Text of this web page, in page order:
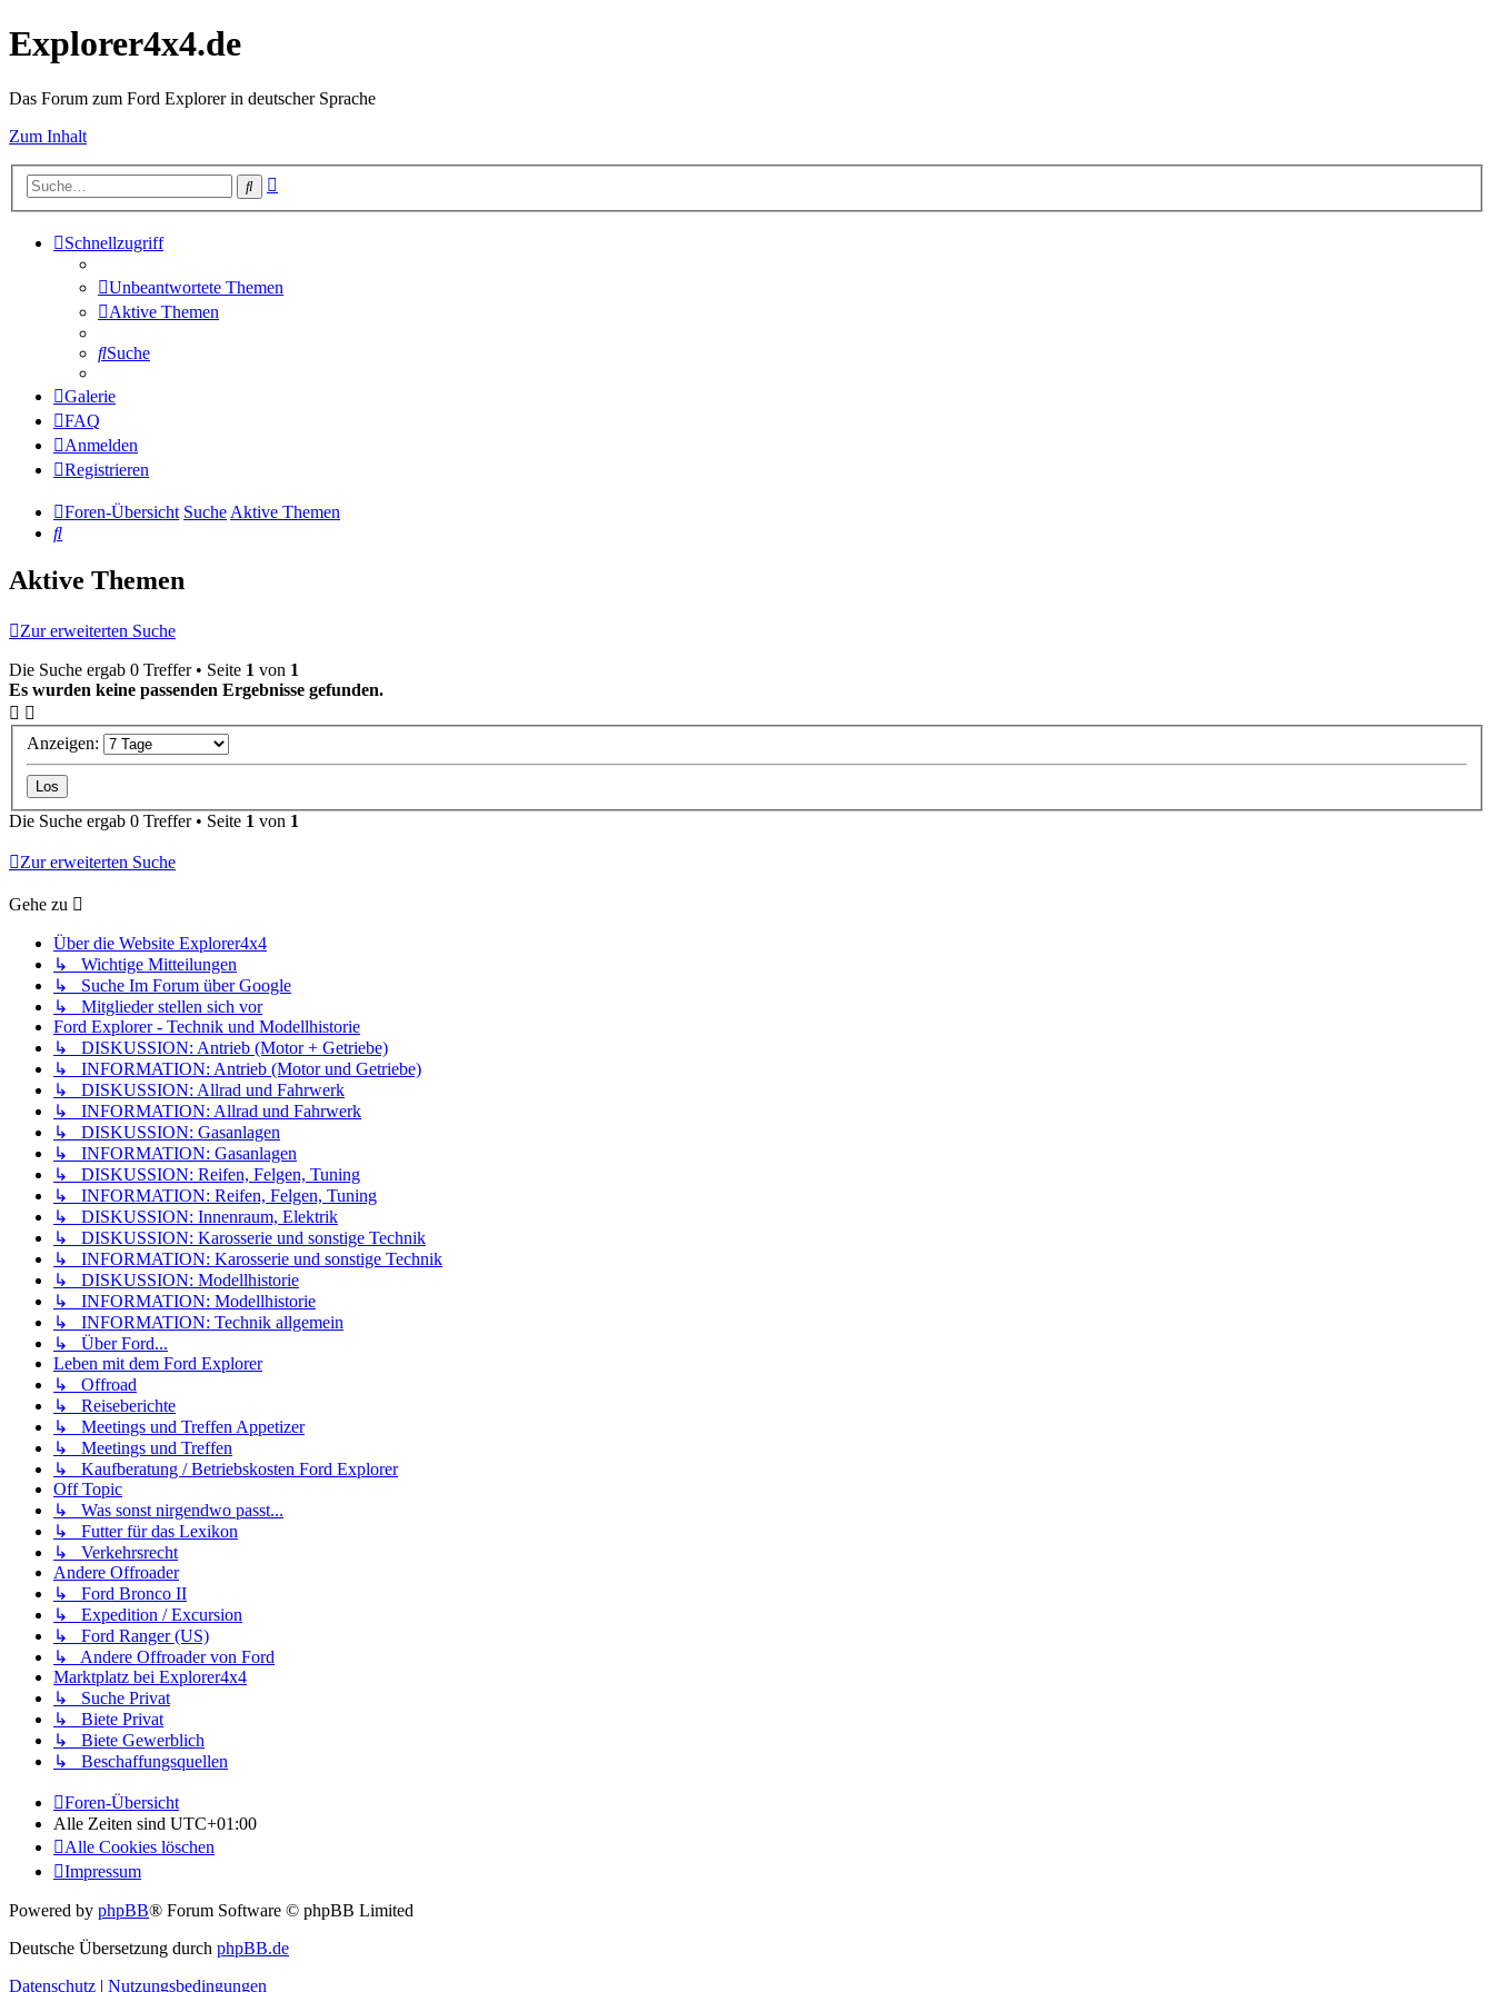
Explorer4x4.de
Das Forum zum Ford Explorer in deutscher Sprache
Zum Inhalt
Suche
Schnellzugriff
Unbeantwortete Themen
Aktive Themen
Suche
Galerie
FAQ
Anmelden
Registrieren
Foren-Übersicht SucheAktive Themen
Suche
Aktive Themen
Zur erweiterten Suche
Die Suche ergab 0 Treffer • Seite 1 von 1
Es wurden keine passenden Ergebnisse gefunden.
Anzeigen:
Die Suche ergab 0 Treffer • Seite 1 von 1
Zur erweiterten Suche
Gehe zu
Über die Website Explorer4x4
↳ Wichtige Mitteilungen
↳ Suche Im Forum über Google
↳ Mitglieder stellen sich vor
Ford Explorer - Technik und Modellhistorie
↳ DISKUSSION: Antrieb (Motor + Getriebe)
↳ INFORMATION: Antrieb (Motor und Getriebe)
↳ DISKUSSION: Allrad und Fahrwerk
↳ INFORMATION: Allrad und Fahrwerk
↳ DISKUSSION: Gasanlagen
↳ INFORMATION: Gasanlagen
↳ DISKUSSION: Reifen, Felgen, Tuning
↳ INFORMATION: Reifen, Felgen, Tuning
↳ DISKUSSION: Innenraum, Elektrik
↳ DISKUSSION: Karosserie und sonstige Technik
↳ INFORMATION: Karosserie und sonstige Technik
↳ DISKUSSION: Modellhistorie
↳ INFORMATION: Modellhistorie
↳ INFORMATION: Technik allgemein
↳ Über Ford...
Leben mit dem Ford Explorer
↳ Offroad
↳ Reiseberichte
↳ Meetings und Treffen Appetizer
↳ Meetings und Treffen
↳ Kaufberatung / Betriebskosten Ford Explorer
Off Topic
↳ Was sonst nirgendwo passt...
↳ Futter für das Lexikon
↳ Verkehrsrecht
Andere Offroader
↳ Ford Bronco II
↳ Expedition / Excursion
↳ Ford Ranger (US)
↳ Andere Offroader von Ford
Marktplatz bei Explorer4x4
↳ Suche Privat
↳ Biete Privat
↳ Biete Gewerblich
↳ Beschaffungsquellen
Foren-Übersicht
Alle Zeiten sind UTC+01:00
Alle Cookies löschen
Impressum
Powered by phpBB® Forum Software © phpBB Limited
Deutsche Übersetzung durch phpBB.de
Datenschutz | Nutzungsbedingungen